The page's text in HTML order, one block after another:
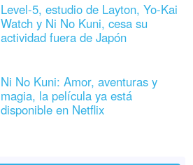
Level-5, estudio de Layton, Yo-Kai
Watch y Ni No Kuni, cesa su
actividad fuera de Japón
Ni No Kuni: Amor, aventuras y
magia, la película ya está
disponible en Netflix